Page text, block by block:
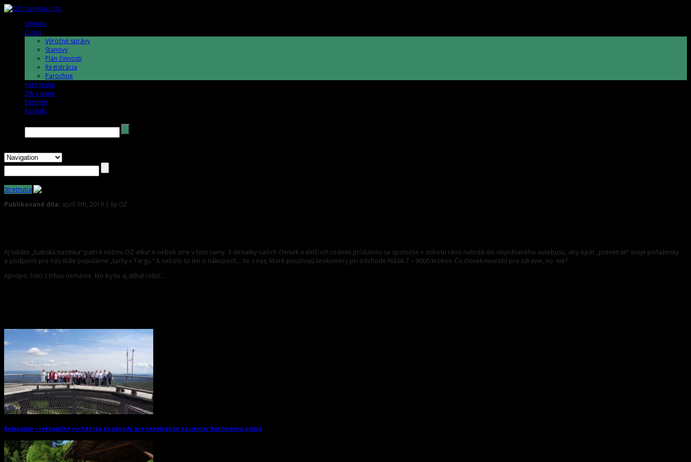
Domov
O nás
Výročné správy
Stanovy
Plán činnosti
Registrácia
Parochne
Fotografie
2% z dane
Partneri
Kontakt
Stretnutia
Publikované dňa: apríl 5th, 2019 | by OZ
Aj takáto „babská turistika“ patrí k nášmu OZ-etku! A neboli sme v tom samy. 3 desiatky našich členiek a ďalší ich rodinní príslušníci sa spoločne v sobotu ráno nalodili do objednaného autobusu, aby opäť „prevetrali“ svoje peňaženky
a podporili pre nás stále populárne „tarhy v Targu.“ A nebolo to len o nákupoch… tie z nás, ktoré používajú krokomery pri odchode hlásili 7 – 9000 krokov. Čo človek neurobí pre zdravie, no nie?
Apropo, foto z trhov nemáme, kto by to aj stíhal robiť….
Relaxačno – rekondičná vychádzka do prírody pre onkologické pacientky Bachledova dolina